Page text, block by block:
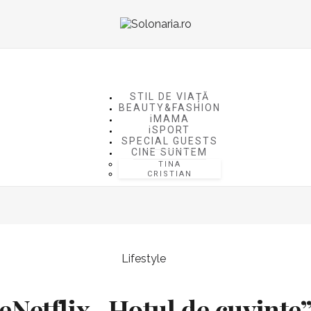
STIL DE VIAȚĂ
BEAUTY&FASHION
iMAMA
iSPORT
SPECIAL GUESTS
CINE SUNTEM
TINA
CRISTIAN
Lifestyle